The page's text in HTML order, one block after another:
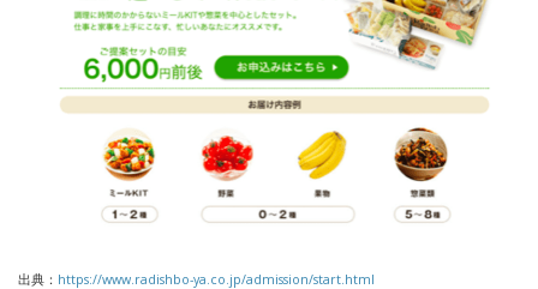
出典： https://www.radishbo-ya.co.jp/admission/start.html